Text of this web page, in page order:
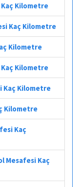
Kaç Kilometre
Kaç Kilometre
Kilometre
Kaç Kilometre
Kaç Kilometre
Kilometre
Kaç
Mesafesi Kaç